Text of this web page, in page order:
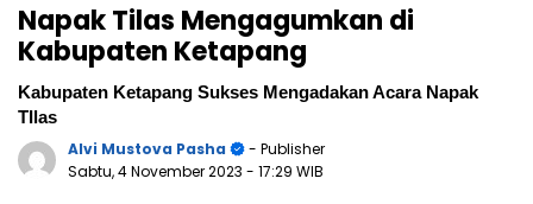
Napak Tilas Mengagumkan di
Kabupaten Ketapang
Kabupaten Ketapang Sukses Mengadakan Acara Napak
TIlas
Alvi Mustova Pasha
- Publisher
Sabtu, 4 November 2023 - 17:29 WIB